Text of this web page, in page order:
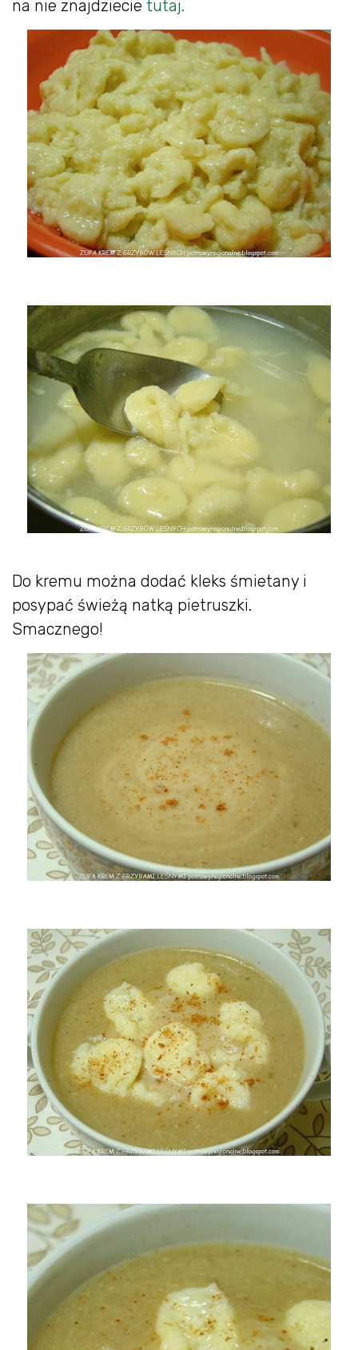
na nie znajdziecie tutaj.
Do kremu można dodać kleks śmietany i
posypać świeżą natką pietruszki.
Smacznego!